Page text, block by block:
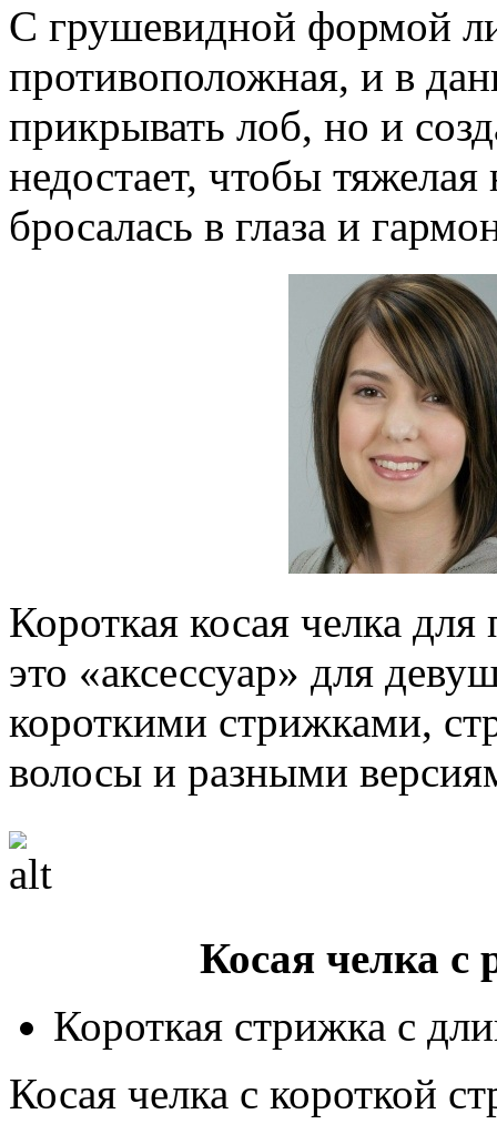
С грушевидной формой
противоположная, и в
прикрывать лоб, но и
недостает, чтобы
бросалась в глаза и
Короткая косая челка
это «аксессуар» для
короткими стрижками,
волосы и разными
Косая челка
Короткая стрижка с
Косая челка с короткой